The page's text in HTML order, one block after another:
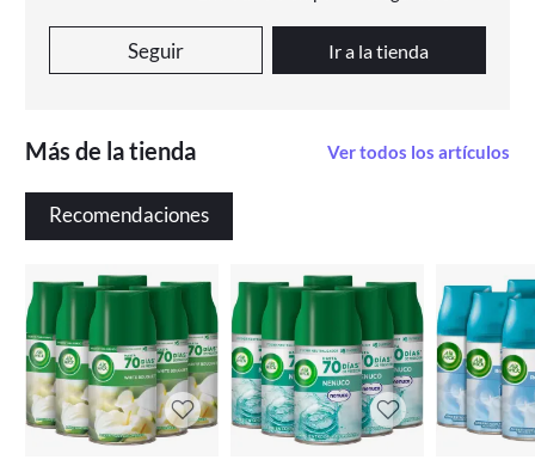
Seguir Ir a la tienda
Más de la tienda Ver todos los artículos
Recomendaciones